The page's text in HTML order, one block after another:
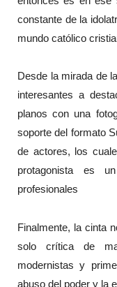
constante de la
mundo católico
Desde la mirada de
interesantes a
planos con una
soporte del formato
de actores, los
protagonista es
profesionales
Finalmente, la cinta
solo crítica de
modernistas y
abuso del poder y la